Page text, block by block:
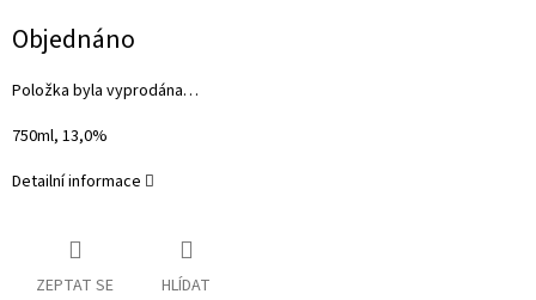
cena:
Objednáno
Položka byla vyprodána…
750ml, 13,0%
Detailní informace
ZEPTAT SE HLÍDAT